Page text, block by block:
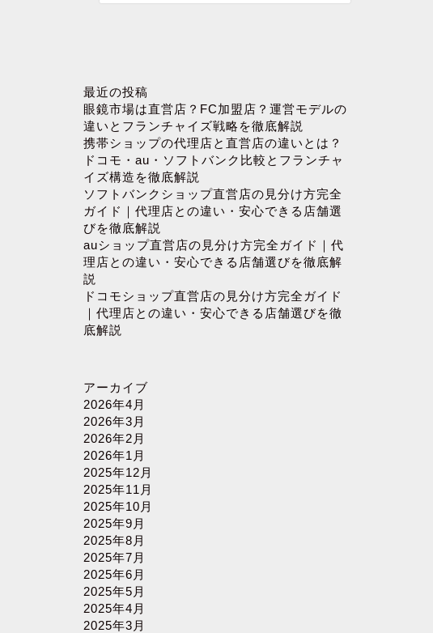
最近の投稿
眼鏡市場は直営店？FC加盟店？運営モデルの
違いとフランチャイズ戦略を徹底解説
携帯ショップの代理店と直営店の違いとは？
ドコモ・au・ソフトバンク比較とフランチャ
イズ構造を徹底解説
ソフトバンクショップ直営店の見分け方完全
ガイド｜代理店との違い・安心できる店舗選
びを徹底解説
auショップ直営店の見分け方完全ガイド｜代
理店との違い・安心できる店舗選びを徹底解
説
ドコモショップ直営店の見分け方完全ガイド
｜代理店との違い・安心できる店舗選びを徹
底解説
アーカイブ
2026年4月
2026年3月
2026年2月
2026年1月
2025年12月
2025年11月
2025年10月
2025年9月
2025年8月
2025年7月
2025年6月
2025年5月
2025年4月
2025年3月